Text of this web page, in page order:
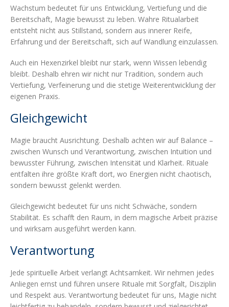
Wachstum bedeutet für uns Entwicklung, Vertiefung und die
Bereitschaft, Magie bewusst zu leben. Wahre Ritualarbeit
entsteht nicht aus Stillstand, sondern aus innerer Reife,
Erfahrung und der Bereitschaft, sich auf Wandlung einzulassen.
Auch ein Hexenzirkel bleibt nur stark, wenn Wissen lebendig
bleibt. Deshalb ehren wir nicht nur Tradition, sondern auch
Vertiefung, Verfeinerung und die stetige Weiterentwicklung der
eigenen Praxis.
Gleichgewicht
Magie braucht Ausrichtung. Deshalb achten wir auf Balance –
zwischen Wunsch und Verantwortung, zwischen Intuition und
bewusster Führung, zwischen Intensität und Klarheit. Rituale
entfalten ihre größte Kraft dort, wo Energien nicht chaotisch,
sondern bewusst gelenkt werden.
Gleichgewicht bedeutet für uns nicht Schwäche, sondern
Stabilität. Es schafft den Raum, in dem magische Arbeit präzise
und wirksam ausgeführt werden kann.
Verantwortung
Jede spirituelle Arbeit verlangt Achtsamkeit. Wir nehmen jedes
Anliegen ernst und führen unsere Rituale mit Sorgfalt, Disziplin
und Respekt aus. Verantwortung bedeutet für uns, Magie nicht